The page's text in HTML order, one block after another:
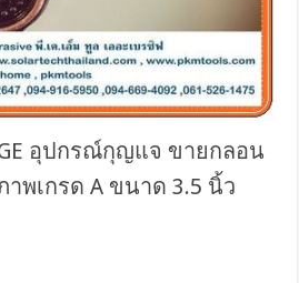
อุปกรณ์กุญแจ ขายกลอน
พเกรด A ขนาด 3.5 นิ้ว